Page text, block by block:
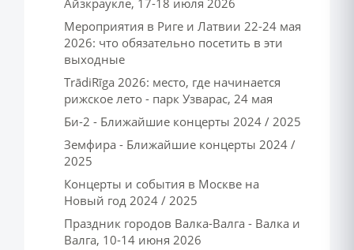
Айзкраукле, 17-18 июля 2026
Мероприятия в Риге и Латвии 22-24 мая
2026: что обязательно посетить в эти
выходные
TrādiRīga 2026: место, где начинается
рижское лето - парк Узварас, 24 мая
Би-2 - Ближайшие концерты 2024 / 2025
Земфира - Ближайшие концерты 2024 /
2025
Концерты и события в Москве на
Новый год 2024 / 2025
Праздник городов Валка-Валга - Валка и
Валга, 10-14 июня 2026